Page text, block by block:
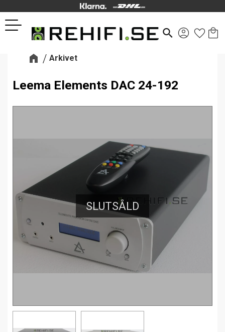
Meny
search
Arkivet
Leema Elements DAC 24-192
SLUTSÅLD